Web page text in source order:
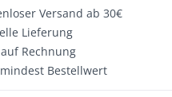
Versand ab 30€
Lieferung
Rechnung
Bestellwert